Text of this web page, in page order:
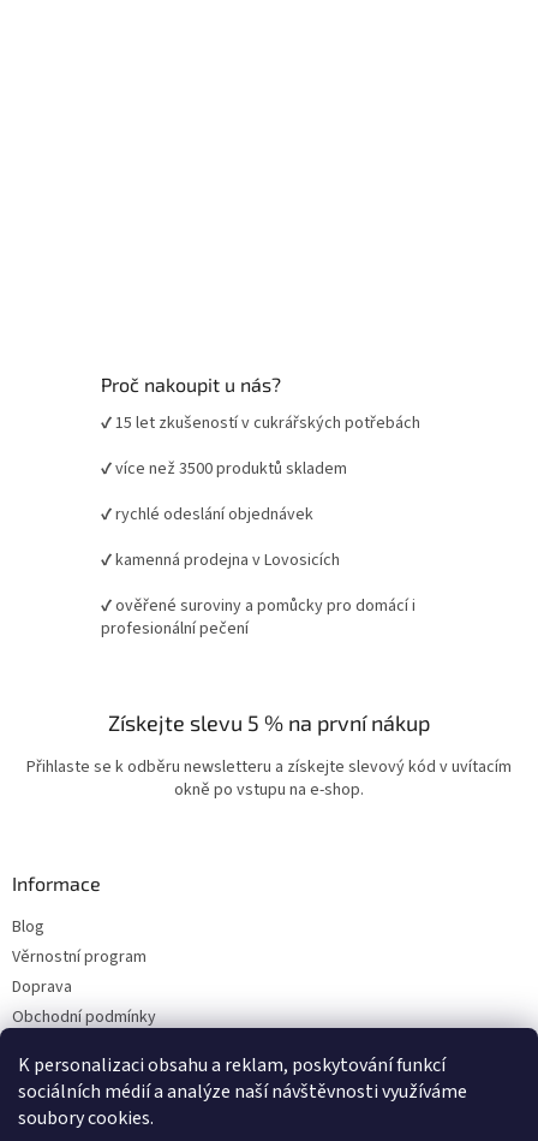
K personalizaci obsahu a reklam, poskytování funkcí
sociálních médií a analýze naší návštěvnosti využíváme
soubory cookies.
Proč nakoupit u nás?
✔ 15 let zkušeností v cukrářských potřebách
✔ více než 3500 produktů skladem
✔ rychlé odeslání objednávek
✔ kamenná prodejna v Lovosicích
✔ ověřené suroviny a pomůcky pro domácí i
profesionální pečení
Získejte slevu 5 % na první nákup
Přihlaste se k odběru newsletteru a získejte slevový kód v uvítacím
okně po vstupu na e-shop.
Informace
Blog
Věrnostní program
Doprava
Obchodní podmínky
Kontakty